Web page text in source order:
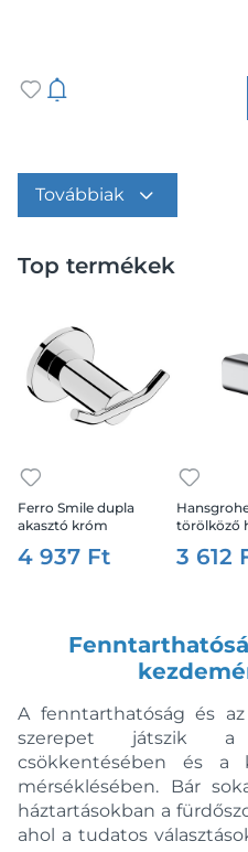
Top termékek
Ferro Smile dupla
akasztó króm
4 937 Ft
törölköző
3 612
A fenntarthatóság és az
szerepet játszik a
csökkentésében és a
mérséklésében. Bár
háztartásokban a
ahol a tudatos